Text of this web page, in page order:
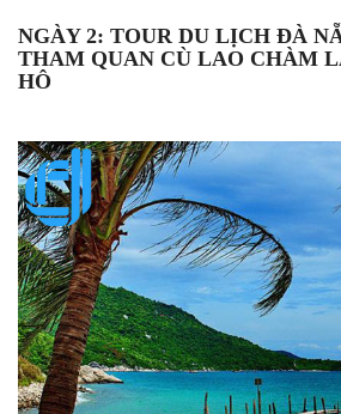
NGÀY 2: TOUR DU LỊCH ĐÀ
THAM QUAN CÙ LAO CHÀM
HÔ